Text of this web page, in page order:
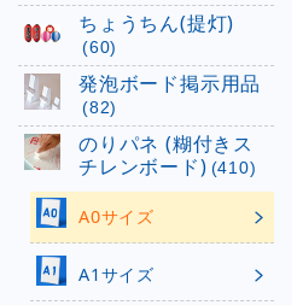
ちょうちん(提灯)
(60)
発泡ボード掲示用品
(82)
のりパネ (糊付きス
チレンボード) (410)
A0サイズ
A1サイズ